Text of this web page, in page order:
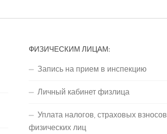
ФИЗИЧЕСКИМ ЛИЦАМ:
Запись на прием в инспекцию
Личный кабинет физлица
Уплата налогов, страховых взносов
физических лиц